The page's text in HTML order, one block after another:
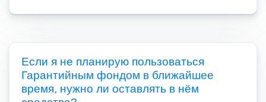
Если я не планирую пользоваться
Гарантийным фондом в ближайшее
время, нужно ли оставлять в нём